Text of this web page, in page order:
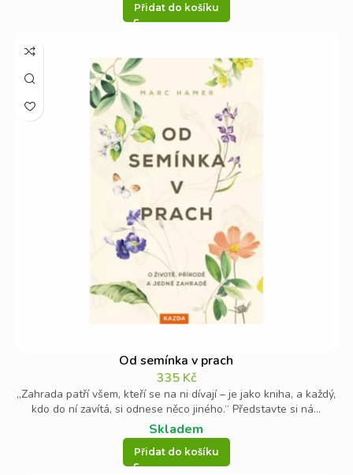
Přidat do košíku
Od semínka v prach
335 Kč
„Zahrada patří všem, kteří se na ni dívají – je jako kniha, a každý,
kdo do ní zavítá, si odnese něco jiného.“ Představte si ná...
Skladem
Přidat do košíku